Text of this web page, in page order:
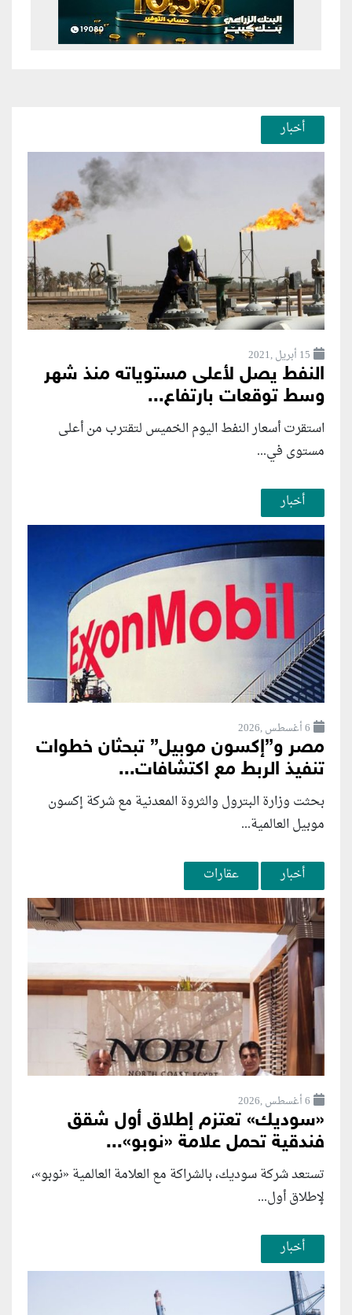
أخبار
15 أبريل ,2021
النفط يصل لأعلى مستوياته منذ شهر
وسط توقعات بارتفاع...
استقرت أسعار النفط اليوم الخميس لتقترب من أعلى
مستوى في...
أخبار
6 أغسطس ,2026
مصر و”إكسون موبيل” تبحثان خطوات
تنفيذ الربط مع اكتشافات...
بحثت وزارة البترول والثروة المعدنية مع شركة إكسون
موبيل العالمية...
أخبار عقارات
6 أغسطس ,2026
«سوديك» تعتزم إطلاق أول شقق
فندقية تحمل علامة «نوبو»...
تستعد شركة سوديك، بالشراكة مع العلامة العالمية «نوبو»،
لإطلاق أول...
أخبار